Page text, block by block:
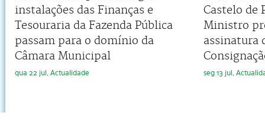
instalações das Finanças e
Tesouraria da Fazenda Pública
passam para o domínio da
Câmara Municipal
qua 22 jul, Actualidade
Castelo de
Ministro
assinatura
seg 13 jul,